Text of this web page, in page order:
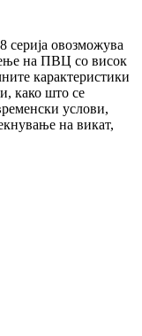
серија овозможува
на ПВЦ со висок
карактеристики
како што се
услови,
на викат,